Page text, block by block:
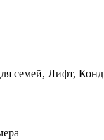
семей, Лифт,